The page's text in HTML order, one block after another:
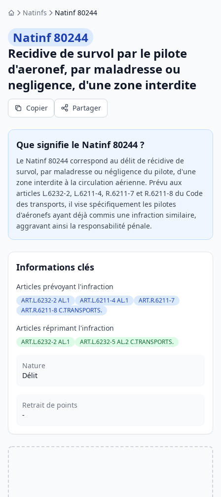
AccueilNatinfs Natinf 80244
Natinf 80244
Recidive de survol par le pilote
d'aeronef, par maladresse ou
negligence, d'une zone interdite
Copier Partager
Que signifie le Natinf 80244 ?
Le Natinf 80244 correspond au délit de récidive de
survol, par maladresse ou négligence du pilote, d'une
zone interdite à la circulation aérienne. Prévu aux
articles L.6232-2, L.6211-4, R.6211-7 et R.6211-8 du Code
des transports, il vise spécifiquement les pilotes
d'aéronefs ayant déjà commis une infraction similaire,
aggravant ainsi la responsabilité pénale.
Informations clés
Articles prévoyant l'infraction
ART.L.6232-2 AL.1 ART.L.6211-4 AL.1
ART.R.6211-7
ART.R.6211-8 C.TRANSPORTS.
Articles réprimant l'infraction
ART.L.6232-2 AL.1 ART.L.6232-5 AL.2 C.TRANSPORTS.
Nature
Délit
Retrait de points
-